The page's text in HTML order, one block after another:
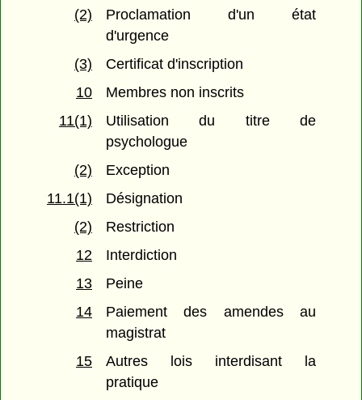
(2)
Proclamation d'un état
d'urgence
(3)
Certificat d'inscription
10
Membres non inscrits
11(1)
Utilisation du titre de
psychologue
(2)
Exception
11.1(1)
Désignation
(2)
Restriction
12
Interdiction
13
Peine
14
Paiement des amendes au
magistrat
15
Autres lois interdisant la
pratique